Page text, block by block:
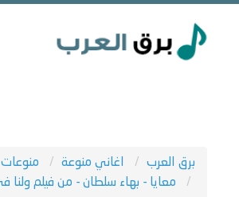
برق العرب اغاني منوعة
منوعات
معايا - بهاء سلطان - من فيلم ولنا